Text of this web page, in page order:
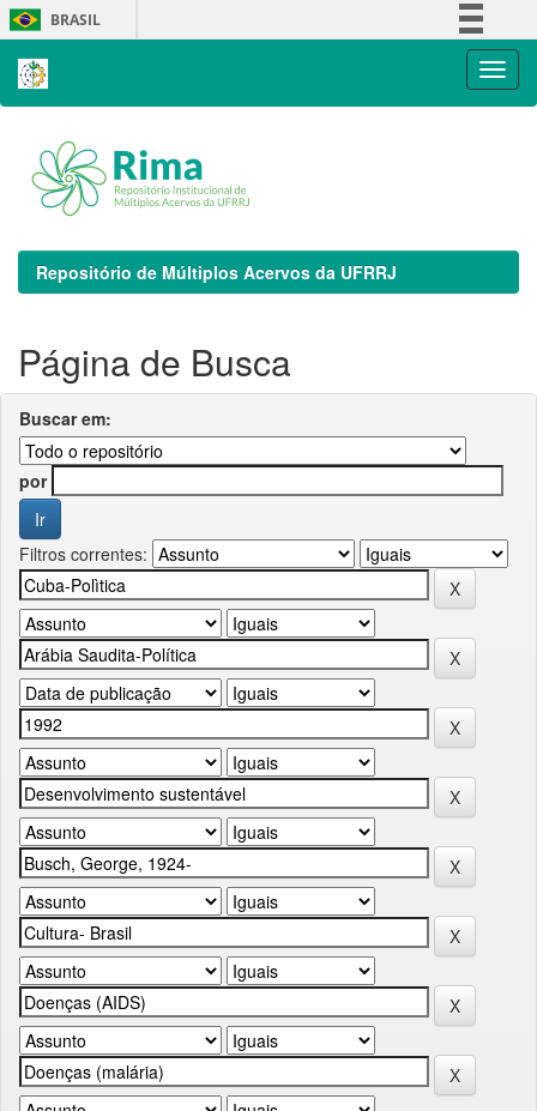
Skip
navigation
BRASIL
Repositório de Múltiplos Acervos da UFRRJ
Página de Busca
Buscar em:
por
Filtros correntes: